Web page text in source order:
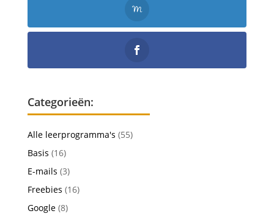
Categorieën:
Alle leerprogramma's (55)
Basis (16)
E-mails (3)
Freebies (16)
Google(8)